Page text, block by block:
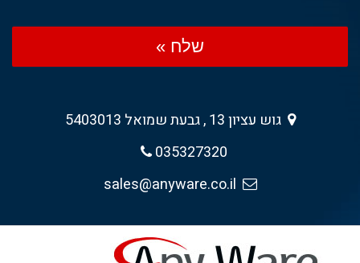
שלח »
גוש עציון 13 , גבעת שמואל 5403013
035327320